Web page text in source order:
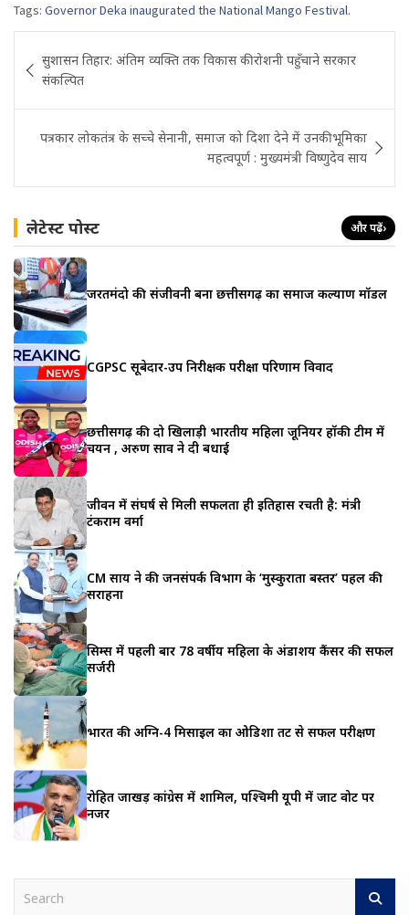
Tags: Governor Deka inaugurated the National Mango Festival.
navigation
सुशासन तिहार: अंतिम व्यक्ति तक विकास की रोशनी पहुँचाने सरकार
संकल्पित
पत्रकार लोकतंत्र के सच्चे सेनानी, समाज को दिशा देने में उनकी भूमिका
महत्वपूर्ण : मुख्यमंत्री विष्णुदेव साय
लेटेस्ट पोस्ट और पढ़ें›
जरूरतमंदो की संजीवनी बना छत्तीसगढ़ का समाज कल्याण मॉडल
CGPSC सूबेदार-उप निरीक्षक परीक्षा परिणाम विवाद
छत्तीसगढ़ की दो खिलाड़ी भारतीय महिला जूनियर हॉकी टीम में
चयन , अरुण साव ने दी बधाई
जीवन में संघर्ष से मिली सफलता ही इतिहास रचती है: मंत्री
टंकराम वर्मा
CM साय ने की जनसंपर्क विभाग के ‘मुस्कुराता बस्तर’ पहल की
सराहना
सिम्स में पहली बार 78 वर्षीय महिला के अंडाशय कैंसर की सफल
सर्जरी
भारत की अग्नि-4 मिसाइल का ओडिशा तट से सफल परीक्षण
रोहित जाखड़ कांग्रेस में शामिल, पश्चिमी यूपी में जाट वोट पर
नजर